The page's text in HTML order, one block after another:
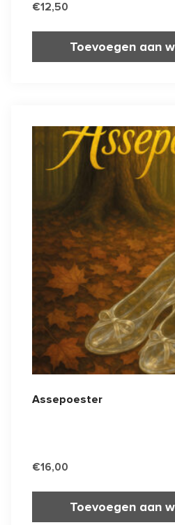
€12,50
Toevoegen aan
Assepoester
€16,00
Toevoegen aan